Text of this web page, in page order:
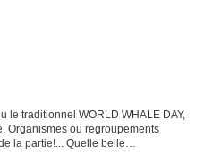
le traditionnel WORLD WHALE DAY,
Organismes ou regroupements
la partie!... Quelle belle